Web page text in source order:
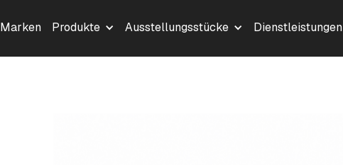
Marken Produkte Ausstellungsstücke Dienstleistungen